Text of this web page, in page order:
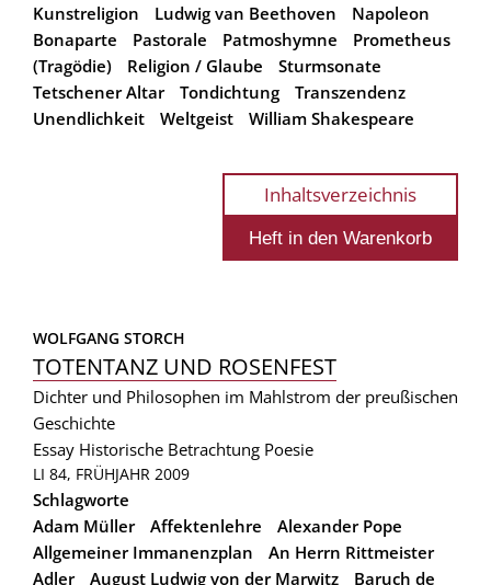
Kunstreligion
Ludwig van Beethoven
Napoleon
Bonaparte
Pastorale Patmoshymne
Prometheus
(Tragödie)
Religion / Glaube
Sturmsonate
Tetschener Altar
Tondichtung
Transzendenz
Unendlichkeit
Weltgeist William Shakespeare
Inhaltsverzeichnis
WOLFGANG STORCH
TOTENTANZ UND ROSENFEST
Dichter und Philosophen im Mahlstrom der preußischen
Geschichte
Essay Historische Betrachtung Poesie
LI 84, FRÜHJAHR 2009
Schlagworte
Adam Müller
Affektenlehre
Alexander Pope
Allgemeiner Immanenzplan
An Herrn Rittmeister
Adler
August Ludwig von der Marwitz Baruch de